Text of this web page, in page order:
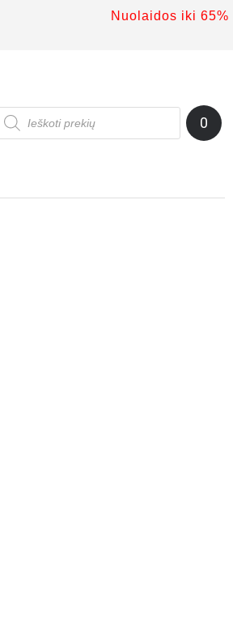
NEMOKAMAS
Nuolaidos iki 65%
0